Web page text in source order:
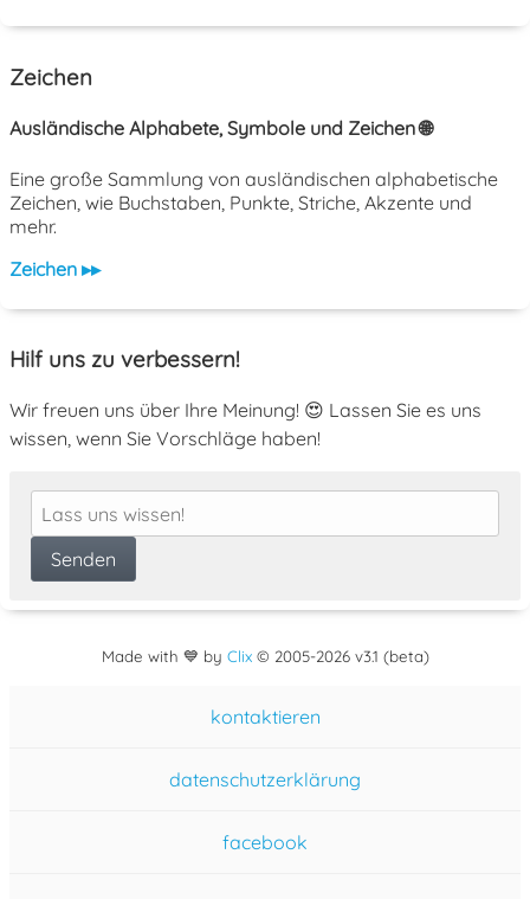
Zeichen
Ausländische Alphabete, Symbole und Zeichen 🌐
Eine große Sammlung von ausländischen alphabetische
Zeichen, wie Buchstaben, Punkte, Striche, Akzente und
mehr.
Zeichen ▸▸
Hilf uns zu verbessern!
Wir freuen uns über Ihre Meinung! 😍 Lassen Sie es uns
wissen, wenn Sie Vorschläge haben!
Made with 💙 by Clix© 2005-2026 v3.1 (beta)
kontaktieren
datenschutzerklärung
facebook